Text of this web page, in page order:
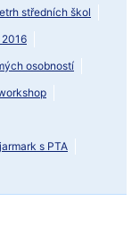
středních škol
osobností
s PTA